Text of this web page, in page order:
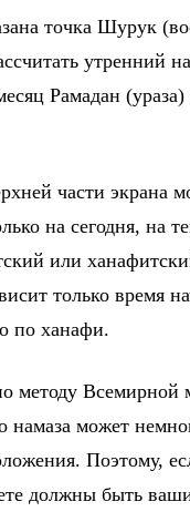
точка Шурук
утренний
Рамадан (ураза)
части экрана
на сегодня,
или
только время
по ханафи.
методу
намаза может
Поэтому,
должны быть